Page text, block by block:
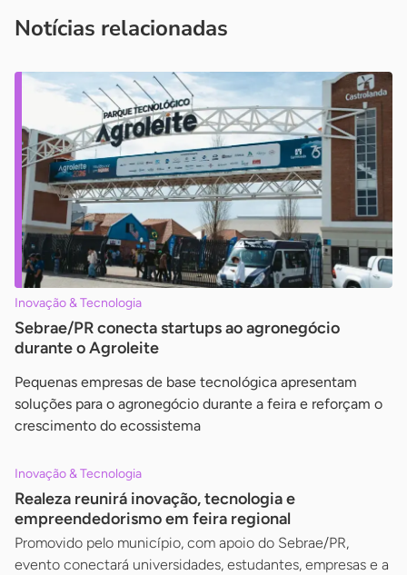
Notícias relacionadas
Inovação & Tecnologia
Sebrae/PR conecta startups ao agronegócio
durante o Agroleite
Pequenas empresas de base tecnológica apresentam
soluções para o agronegócio durante a feira e reforçam o
crescimento do ecossistema
Inovação & Tecnologia
Realeza reunirá inovação, tecnologia e
empreendedorismo em feira regional
Promovido pelo município, com apoio do Sebrae/PR,
evento conectará universidades, estudantes, empresas e a